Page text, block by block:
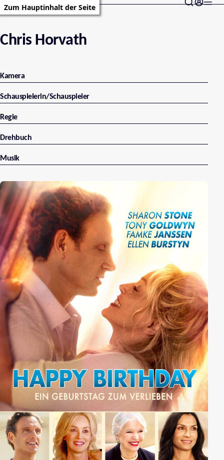
Zum Hauptinhalt der Seite
Chris Horvath
Kamera
Schauspielerin/Schauspieler
Regie
Drehbuch
Musik